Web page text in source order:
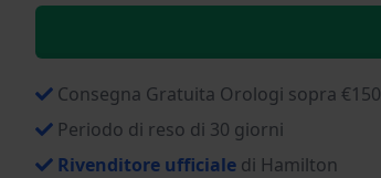
Consegna Gratuita Orologi sopra €150
Periodo di reso di 30 giorni
Rivenditore ufficiale di Hamilton